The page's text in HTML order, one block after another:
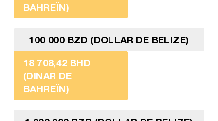
BAHREÏN)
100 000 BZD (DOLLAR DE BELIZE)
18 708,42 BHD
(DINAR DE
BAHREÏN)